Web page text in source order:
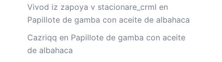
Vivod iz zapoya v stacionare_crml en
Papillote de gamba con aceite de albahaca
Cazriqq en Papillote de gamba con aceite
de albahaca